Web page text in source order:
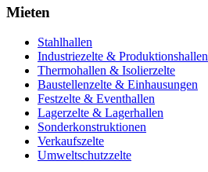
Mieten
Stahlhallen
Industriezelte & Produktionshallen
Thermohallen & Isolierzelte
Baustellenzelte & Einhausungen
Festzelte & Eventhallen
Lagerzelte & Lagerhallen
Sonderkonstruktionen
Verkaufszelte
Umweltschutzzelte